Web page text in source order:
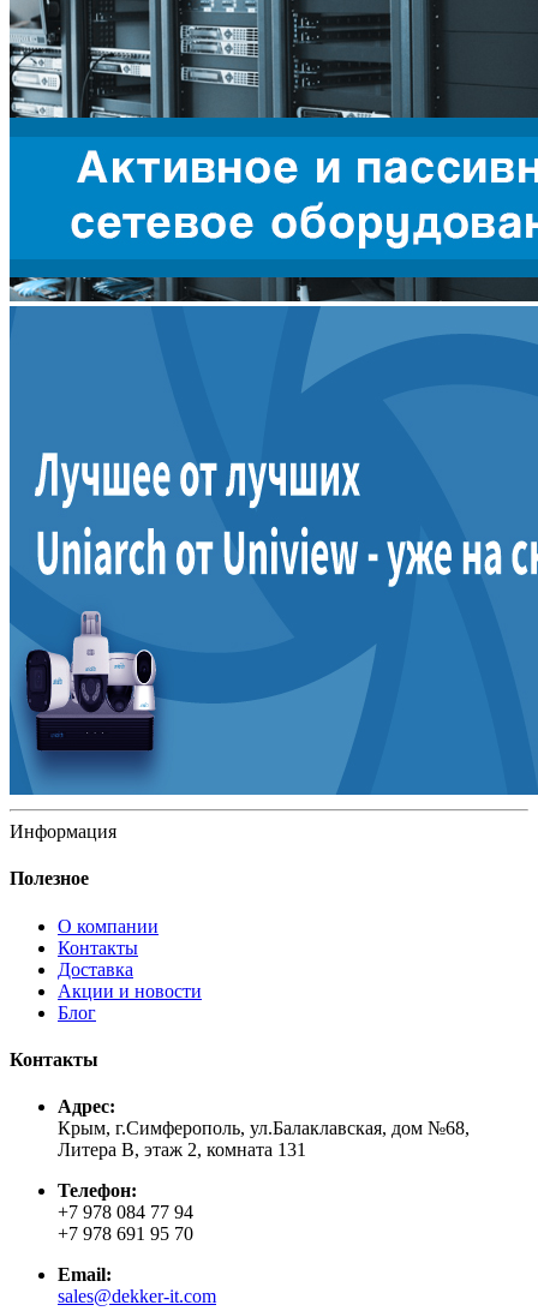
Информация
Полезное
О компании
Контакты
Доставка
Акции и новости
Блог
Контакты
Адрес:
Крым, г.Симферополь, ул.Балаклавская, дом №68,
Литера В, этаж 2, комната 131
Телефон:
+7 978 084 77 94
+7 978 691 95 70
Email:
sales@dekker-it.com